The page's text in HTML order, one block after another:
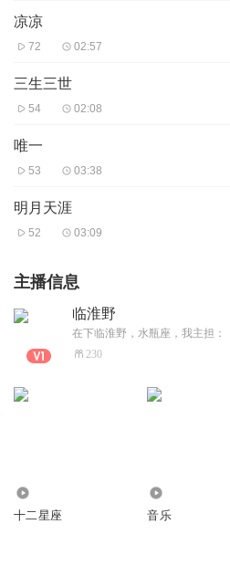
凉凉
72 02:57
三生三世
54 02:08
唯一
53 03:38
明月天涯
52 03:09
主播信息
临淮野
230
十二星座 音乐